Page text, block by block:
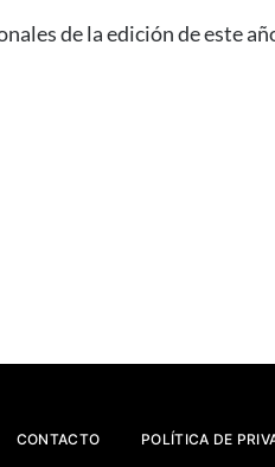
de la edición de este
CONTACTO POLÍTICA DE